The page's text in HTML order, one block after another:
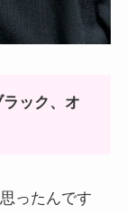
ック、オ
ったんです